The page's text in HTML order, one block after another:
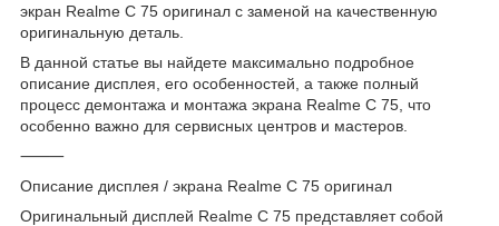
экран Realme C 75 оригинал с заменой на качественную
оригинальную деталь.
В данной статье вы найдете максимально подробное
описание дисплея, его особенностей, а также полный
процесс демонтажа и монтажа экрана Realme C 75, что
особенно важно для сервисных центров и мастеров.
⸻
Описание дисплея / экрана Realme C 75 оригинал
Оригинальный дисплей Realme C 75 представляет собой